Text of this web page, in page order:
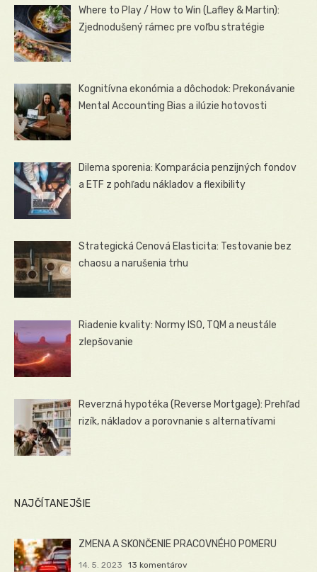
Where to Play / How to Win (Lafley & Martin):
Zjednodušený rámec pre voľbu stratégie
Kognitívna ekonómia a dôchodok: Prekonávanie
Mental Accounting Bias a ilúzie hotovosti
Dilema sporenia: Komparácia penzijných fondov
a ETF z pohľadu nákladov a flexibility
Strategická Cenová Elasticita: Testovanie bez
chaosu a narušenia trhu
Riadenie kvality: Normy ISO, TQM a neustále
zlepšovanie
Reverzná hypotéka (Reverse Mortgage): Prehľad
rizík, nákladov a porovnanie s alternatívami
NAJČÍTANEJŠIE
ZMENA A SKONČENIE PRACOVNÉHO POMERU
14. 5. 2023 13 komentárov